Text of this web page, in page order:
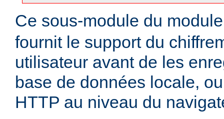
Ce sous-module du
fournit le support du
utilisateur avant de les
base de données locale,
HTTP au niveau du